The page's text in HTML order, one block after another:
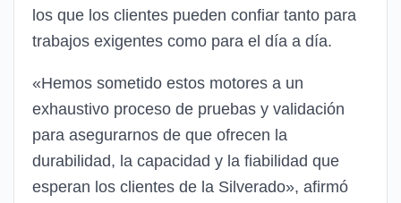
los que los clientes pueden confiar tanto para
trabajos exigentes como para el día a día.
«Hemos sometido estos motores a un
exhaustivo proceso de pruebas y validación
para asegurarnos de que ofrecen la
durabilidad, la capacidad y la fiabilidad que
esperan los clientes de la Silverado», afirmó